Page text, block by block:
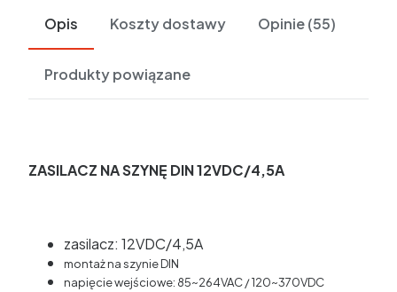
Opis Koszty dostawy Opinie (55)
Produkty powiązane
ZASILACZ NA SZYNĘ DIN 12VDC/4,5A
zasilacz: 12VDC/4,5A
montaż na szynie DIN
napięcie wejściowe: 85~264VAC / 120~370VDC